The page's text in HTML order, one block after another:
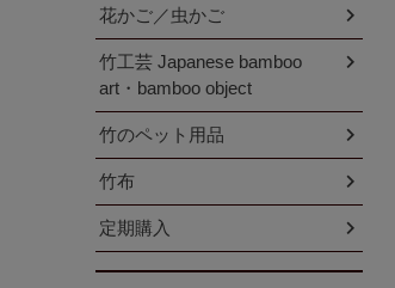
花かご／虫かご
竹工芸 Japanese bamboo
art・bamboo object
竹のペット用品
竹布
定期購入